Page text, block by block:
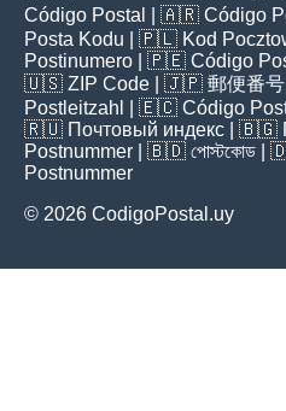
Código Postal
| 🇦🇷 Código
Posta Kodu | 🇵🇱 Kod
Postinumero | 🇵🇪 Código
🇺🇸 ZIP Code | 🇯🇵 郵便番号
Postleitzahl
| 🇪🇨 Código
🇷🇺 Почтовый индекс | 🇧🇬
Postnummer | 🇧🇩 পোস্টকোড |
Postnummer
© 2026 CodigoPostal.uy